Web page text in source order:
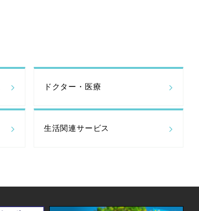
ドクター・医療
生活関連サービス